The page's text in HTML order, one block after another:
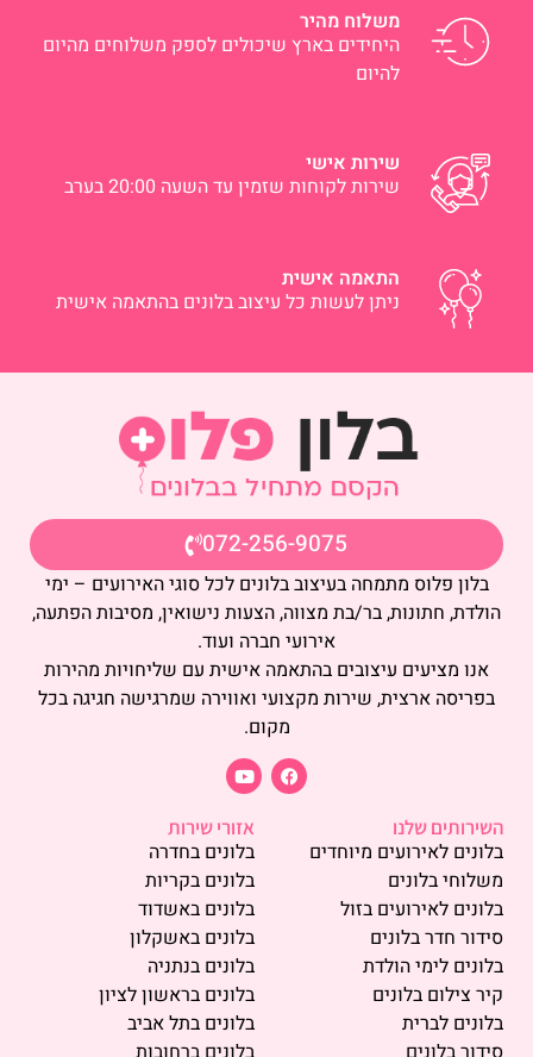
משלוח מהיר
היחידים בארץ שיכולים לספק משלוחים מהיום
להיום
שירות אישי
שירות לקוחות שזמין עד השעה 20:00 בערב
התאמה אישית
ניתן לעשות כל עיצוב בלונים בהתאמה אישית
072-256-9075
בלון פלוס מתמחה בעיצוב בלונים לכל סוגי האירועים – ימי
הולדת, חתונות, בר/בת מצווה, הצעות נישואין, מסיבות הפתעה,
אירועי חברה ועוד.
אנו מציעים עיצובים בהתאמה אישית עם שליחויות מהירות
בפריסה ארצית, שירות מקצועי ואווירה שמרגישה חגיגה בכל
מקום.
השירותים שלנו
בלונים לאירועים מיוחדים
משלוחי בלונים
בלונים לאירועים בזול
סידור חדר בלונים
בלונים לימי הולדת
קיר צילום בלונים
בלונים לברית
אזורי שירות
בלונים בחדרה
בלונים בקריות
בלונים באשדוד
בלונים באשקלון
בלונים בנתניה
בלונים בראשון לציון
בלונים בתל אביב